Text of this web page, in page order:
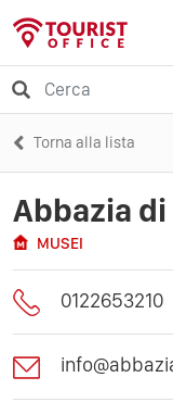
Torna alla lista
Abbazia di
MUSEI
0122653210